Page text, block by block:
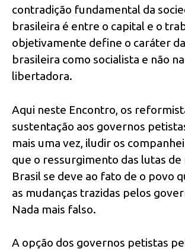
contradição fundamental da
brasileira é entre o capital e o
objetivamente define o caráter
brasileira como socialista e não
libertadora.
Aqui neste Encontro, os
sustentação aos governos
mais uma vez, iludir os
que o ressurgimento das lutas de
Brasil se deve ao fato de o povo
as mudanças trazidas pelos
Nada mais falso.
A opção dos governos petistas